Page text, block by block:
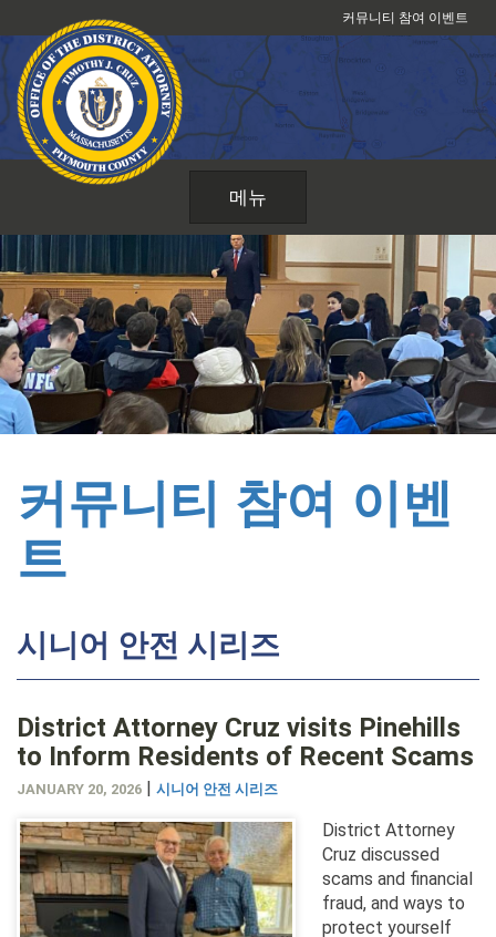
텐
츠
건
커뮤니티 참여 이벤트
메뉴
커뮤니티 참여 이벤
트
시니어 안전 시리즈
District Attorney Cruz visits Pinehills
to Inform Residents of Recent Scams
JANUARY 20, 2026 | 시니어 안전 시리즈
District Attorney
Cruz discussed
scams and financial
fraud, and ways to
protect yourself